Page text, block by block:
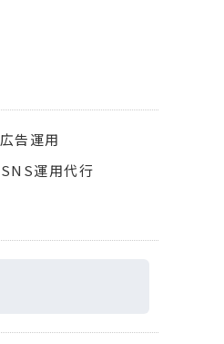
広告運用
SNS運用代行